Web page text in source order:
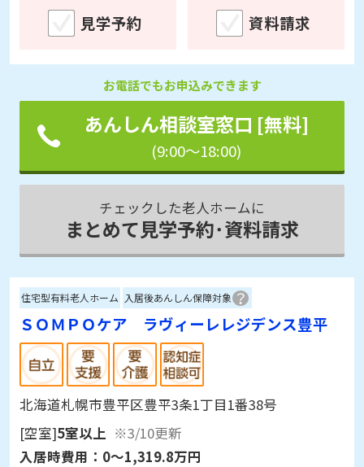
見学予約 資料請求
お電話でもお申込みできます
あんしん相談室窓口 [無料]
(9:00～18:00)
チェックした老人ホームに
まとめて見学予約･資料請求
住宅型有料老人ホーム 入居後あんしん保障対象
ＳＯＭＰＯケア ラヴィーレレジデンス豊平
北海道札幌市豊平区豊平3条1丁目1番38号
[空室]5室以上 ※3/10更新
入居時費用： 0～1,319.8万円